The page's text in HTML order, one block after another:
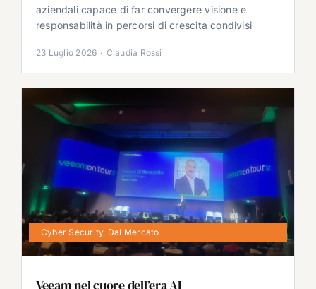
aziendali capace di far convergere visione e
responsabilità in percorsi di crescita condivisi
23 Luglio 2026 · Claudia Rossi
Cyber Security, Dal Mercato
Veeam nel cuore dell’era AI